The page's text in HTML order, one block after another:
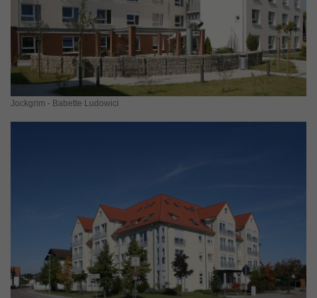
Jockgrim - Babette Ludowici